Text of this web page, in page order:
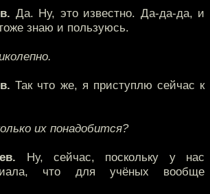
Да. Ну, это известно. Да-да-да, и
знаю и пользуюсь.
Так что же, я приступлю сейчас к
их понадобится?
Ну, сейчас, поскольку у нас
что для учёных вообще